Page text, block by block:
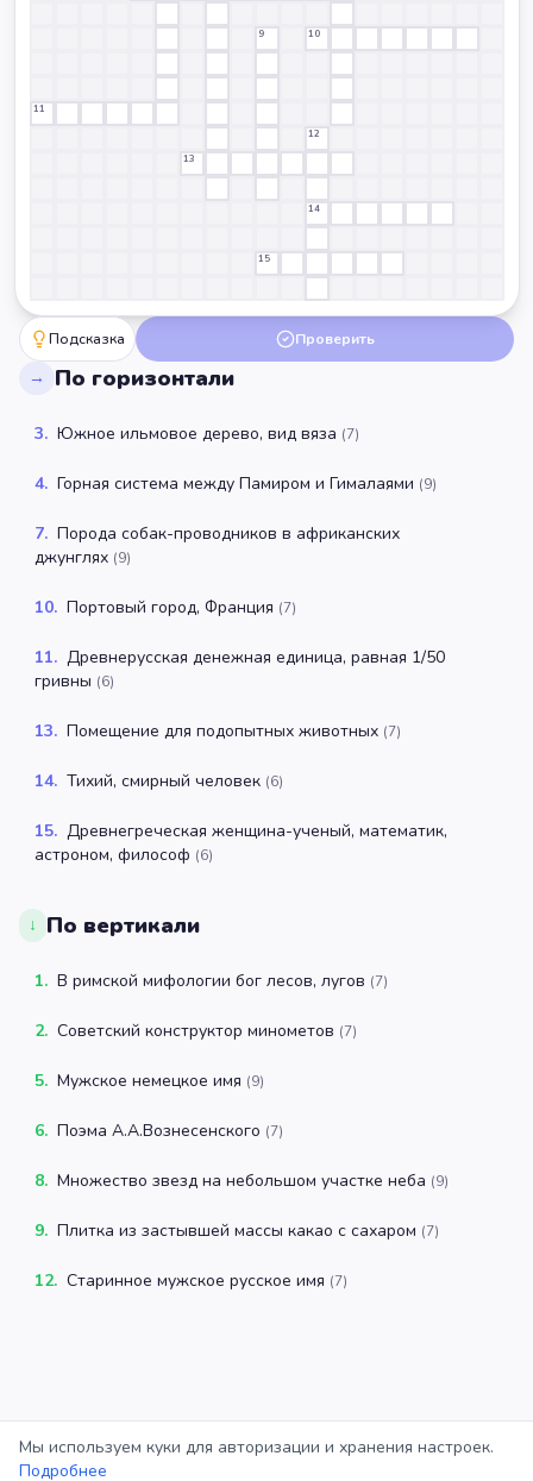
9 10
11
12
13
14
15
Подсказка Проверить
→ По горизонтали
3. Южное ильмовое дерево, вид вяза (7)
4. Горная система между Памиром и Гималаями (9)
7. Порода собак-проводников в африканских
джунглях (9)
10. Портовый город, Франция (7)
11. Древнерусская денежная единица, равная 1/50
гривны (6)
13. Помещение для подопытных животных (7)
14. Тихий, смирный человек (6)
15. Древнегреческая женщина-ученый, математик,
астроном, философ (6)
↓ По вертикали
1. В римской мифологии бог лесов, лугов (7)
2. Советский конструктор минометов (7)
5. Мужское немецкое имя (9)
6. Поэма А.А.Вознесенского (7)
8. Множество звезд на небольшом участке неба (9)
9. Плитка из застывшей массы какао с сахаром (7)
12. Старинное мужское русское имя (7)
Мы используем куки для авторизации и хранения настроек.
Подробнее